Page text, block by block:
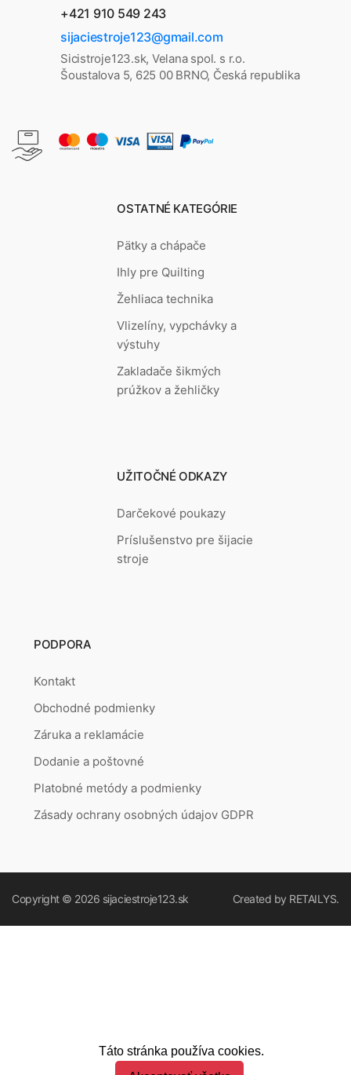
+421 910 549 243
sijaciestroje123@gmail.com
Sicistroje123.sk, Velana spol. s r.o.
Šoustalova 5, 625 00 BRNO, Česká republika
OSTATNÉ KATEGÓRIE
Pätky a chápače
Ihly pre Quilting
Žehliaca technika
Vlizelíny, vypchávky a
výstuhy
Zakladače šikmých
prúžkov a žehličky
UŽITOČNÉ ODKAZY
Darčekové poukazy
Príslušenstvo pre šijacie
stroje
PODPORA
Kontakt
Obchodné podmienky
Záruka a reklamácie
Dodanie a poštovné
Platobné metódy a podmienky
Zásady ochrany osobných údajov GDPR
Copyright © 2026 sijaciestroje123.sk Created by RETAILYS.
Táto stránka používa cookies.